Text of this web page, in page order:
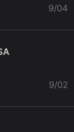
9/04
9/02